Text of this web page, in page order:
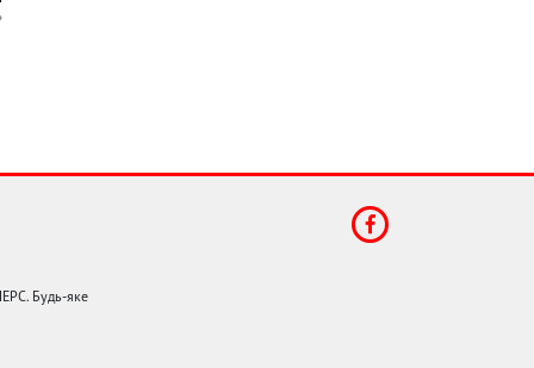
Будь-яке